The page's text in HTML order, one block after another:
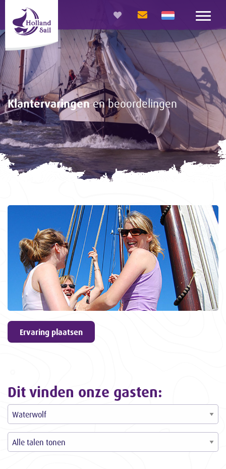
Klantervaringenen beoordelingen
9,6
Gasten
geven
ons een
3057
ervaringen
Ervaring plaatsen
Dit vinden onze gasten: